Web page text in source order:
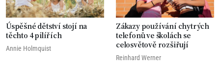
Úspěšné dětství stojí na
těchto 4 pilířích
Annie Holmquist
Zákazy používání chytrých
telefonů ve školách se
celosvětově rozšiřují
Reinhard Werner